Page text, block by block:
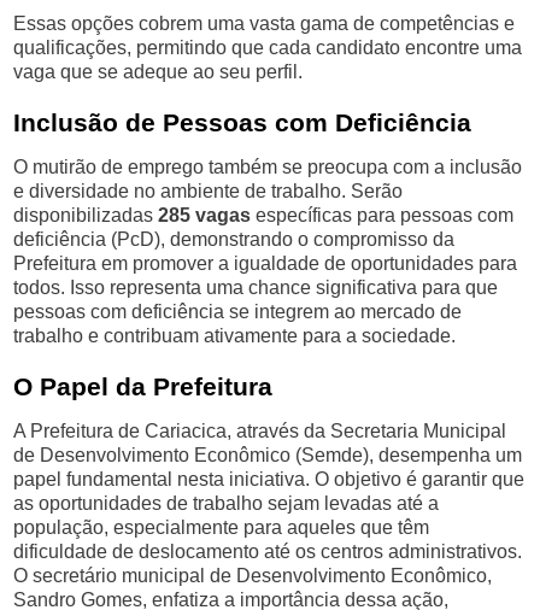
Essas opções cobrem uma vasta gama de competências e
qualificações, permitindo que cada candidato encontre uma
vaga que se adeque ao seu perfil.
Inclusão de Pessoas com Deficiência
O mutirão de emprego também se preocupa com a inclusão
e diversidade no ambiente de trabalho. Serão
disponibilizadas285 vagas específicas para pessoas com
deficiência (PcD), demonstrando o compromisso da
Prefeitura em promover a igualdade de oportunidades para
todos. Isso representa uma chance significativa para que
pessoas com deficiência se integrem ao mercado de
trabalho e contribuam ativamente para a sociedade.
O Papel da Prefeitura
A Prefeitura de Cariacica, através da Secretaria Municipal
de Desenvolvimento Econômico (Semde), desempenha um
papel fundamental nesta iniciativa. O objetivo é garantir que
as oportunidades de trabalho sejam levadas até a
população, especialmente para aqueles que têm
dificuldade de deslocamento até os centros administrativos.
O secretário municipal de Desenvolvimento Econômico,
Sandro Gomes, enfatiza a importância dessa ação,